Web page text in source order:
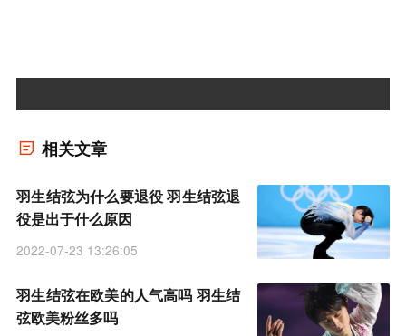
相关文章
羽生结弦为什么要退役 羽生结弦退
役是出于什么原因
2022-07-23 13:26:05
羽生结弦在欧美的人气高吗 羽生结
弦欧美粉丝多吗